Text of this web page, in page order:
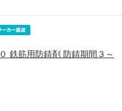
鉄筋用防錆剤 防錆期間３～